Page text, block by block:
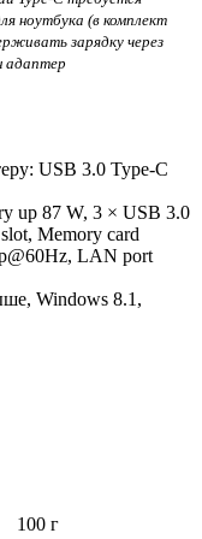
ноутбука (в комплект
зарядку через
адаптер
USB 3.0 Type-C
up 87 W, 3 × USB 3.0
Memory card
LAN port
Windows 8.1,
100 г